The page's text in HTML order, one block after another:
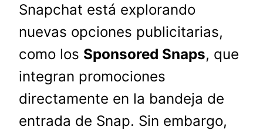
Snapchat está explorando
nuevas opciones publicitarias,
como los Sponsored Snaps, que
integran promociones
directamente en la bandeja de
entrada de Snap. Sin embargo,